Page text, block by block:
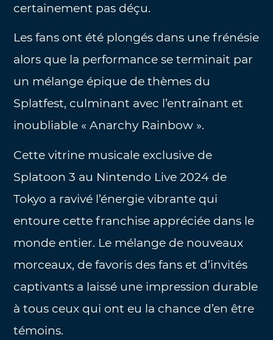
certainement pas déçu.
Les fans ont été plongés dans une frénésie
alors que la performance se terminait par
un mélange épique de thèmes du
Splatfest, culminant avec l’entraînant et
inoubliable « Anarchy Rainbow ».
Cette vitrine musicale exclusive de
Splatoon 3 au Nintendo Live 2024 de
Tokyo a ravivé l’énergie vibrante qui
entoure cette franchise appréciée dans le
monde entier. Le mélange de nouveaux
morceaux, de favoris des fans et d’invités
captivants a laissé une impression durable
à tous ceux qui ont eu la chance d’en être
témoins.